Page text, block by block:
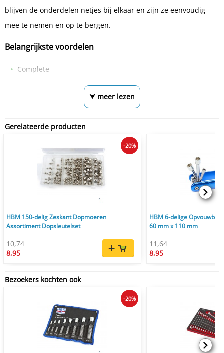
blijven de onderdelen netjes bij elkaar en zijn ze eenvoudig
mee te nemen en op te bergen.
Belangrijkste voordelen
Complete
⮟ meer lezen
Gerelateerde producten
HBM 150-delig Zeskant Dopmoeren
Assortiment Dopsleutelset
10,74
8,95
-20%
HBM 6-delige
60 mm x 110 mm
11,64
8,95
Bezoekers kochten ook
-20%